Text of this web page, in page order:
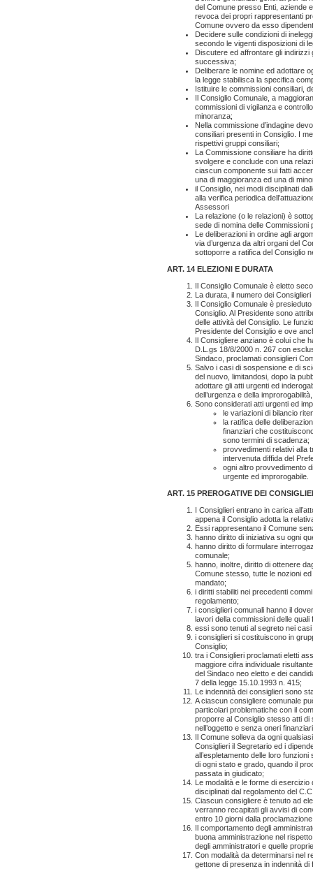
del Comune presso Enti, aziende
revoca dei propri rappresentanti
Comune ovvero da esso
Decidere sulle condizioni di
secondo le vigenti disposizioni di
Discutere ed affrontare gli
successiva;
Deliberare le nomine ed adottare
la legge stabilisca la specifica
Istituire le commissioni consiliari,
Il Consiglio Comunale, a
commissioni di vigilanza e
minoranza;
Nella commissione d’indagine
consiliari presenti in Consiglio. I
rispettivi gruppi consiliari;
La Commissione consiliare ha
svolgere e conclude con una
ciascun componente sui fatti
una di maggioranza ed una di
il Consiglio, nei modi disciplinati
alla verifica periodica
Assessori
La relazione (o le relazioni) è
sede di nomina delle
Le deliberazioni in ordine agli
via d’urgenza da altri organi del
sottoporre a ratifica del Consiglio
ART. 14 ELEZIONI E DURATA
Il Consiglio Comunale è eletto
La durata, il numero dei
Il Consiglio Comunale è
Consiglio. Al Presidente sono
delle attività del Consiglio. Le
Presidente del Consiglio e ove
Il Consigliere anziano è colui che
D.L.gs 18/8/2000 n. 267 con
Sindaco, proclamati consiglieri
Salvo i casi di sospensione e di
del nuovo, limitandosi, dopo la
adottare gli atti urgenti ed
dell’urgenza e della
Sono considerati atti urgenti ed
le variazioni di bilancio
la ratifica delle
finanziari che
sono termini di scadenza;
provvedimenti relativi alla
intervenuta diffida del
ogni altro provvedimento
urgente ed improrogabile.
ART. 15 PREROGATIVE DEI
I Consiglieri entrano in carica
appena il Consiglio adotta la
Essi rappresentano il Comune
hanno diritto di iniziativa su ogni
hanno diritto di formulare
comunale;
hanno, inoltre, diritto di ottenere
Comune stesso, tutte le nozioni
mandato;
i diritti stabiliti nei precedenti
regolamento;
i consiglieri comunali hanno il
lavori della commissioni delle quali
essi sono tenuti al segreto nei
i consiglieri si costituiscono in
Consiglio;
tra i Consiglieri proclamati eletti
maggiore cifra individuale
del Sindaco neo eletto e dei
7 della legge 15.10.1993 n. 415;
Le indennità dei consiglieri sono
A ciascun consigliere comunale
particolari problematiche con il
proporre al Consiglio stesso atti di
nell’oggetto e senza oneri
Il Comune solleva da ogni
Consiglieri il Segretario ed i
all’espletamento delle loro
di ogni stato e grado, quando il
passata in giudicato;
Le modalità e le forme di
disciplinati dal regolamento del
Ciascun consigliere è tenuto ad
verranno recapitati gli avvisi di
entro 10 giorni dalla
Il comportamento degli
buona amministrazione nel
degli amministratori e quelle
Con modalità da determinarsi nel
gettone di presenza in indennità di